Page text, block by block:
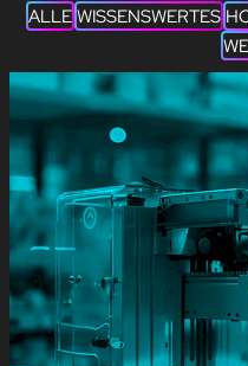
ALLE WISSENSWERTES